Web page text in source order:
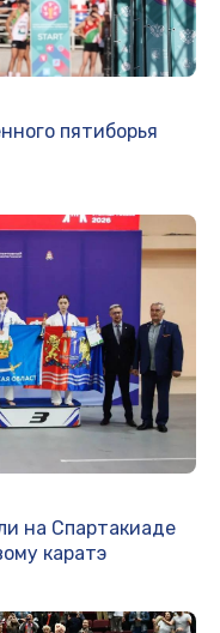
пятиборья
на Спартакиаде
каратэ